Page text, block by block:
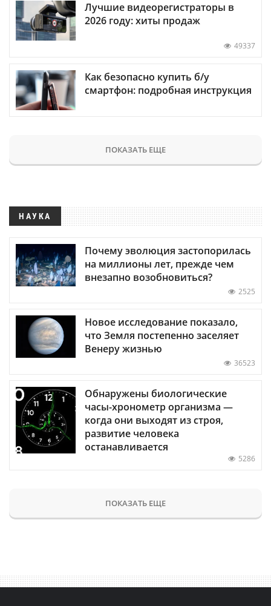
Лучшие видеорегистраторы в
2026 году: хиты продаж
49337
Как безопасно купить б/у
смартфон: подробная инструкция
ПОКАЗАТЬ ЕЩЕ
НАУКА
Почему эволюция застопорилась
на миллионы лет, прежде чем
внезапно возобновиться?
2525
Новое исследование показало,
что Земля постепенно заселяет
Венеру жизнью
36523
Обнаружены биологические
часы-хронометр организма —
когда они выходят из строя,
развитие человека
останавливается
5286
ПОКАЗАТЬ ЕЩЕ